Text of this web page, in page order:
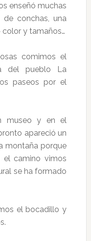
enseñó muchas
conchas, una
color y tamaños…
comimos el
del pueblo La
paseos por el
museo y en el
apareció un
montaña porque
el camino vimos
se ha formado
el bocadillo y